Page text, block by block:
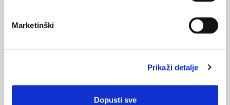
Marketinški
Prikaži detalje
Dopusti sve
Silazni trend lista čekanja na dijagnostičke preglede